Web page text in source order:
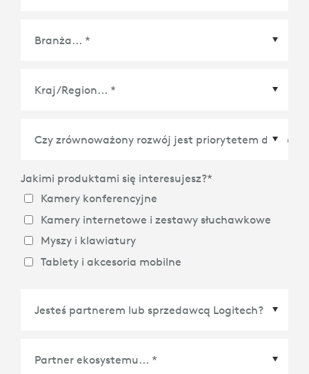
Jakimi produktami się interesujesz?*
Kamery konferencyjne
Kamery internetowe i zestawy słuchawkowe
Myszy i klawiatury
Tablety i akcesoria mobilne